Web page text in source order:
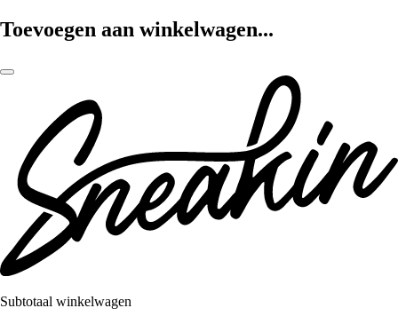
Toevoegen aan winkelwagen...
Subtotaal winkelwagen